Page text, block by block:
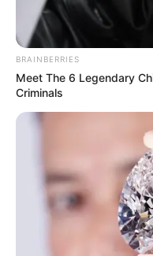
BRAINBERRIES
Meet The 6 Legendary
Criminals